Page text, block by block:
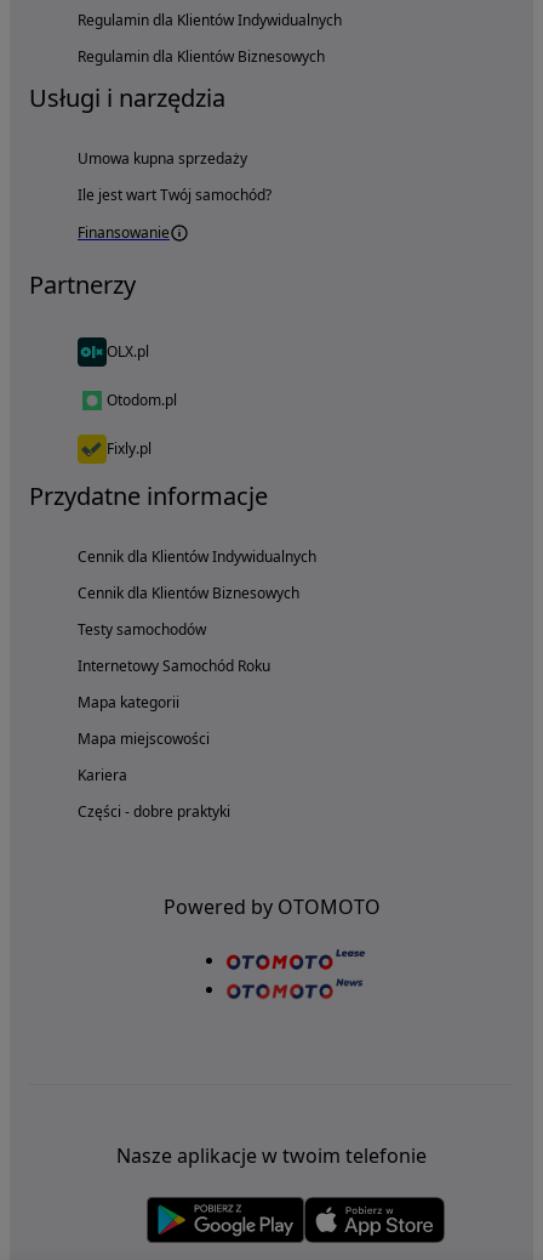
Regulamin dla Klientów Indywidualnych
Regulamin dla Klientów Biznesowych
Usługi i narzędzia
Umowa kupna sprzedaży
Ile jest wart Twój samochód?
Finansowanie
Partnerzy
OLX.pl
Otodom.pl
Fixly.pl
Przydatne informacje
Cennik dla Klientów Indywidualnych
Cennik dla Klientów Biznesowych
Testy samochodów
Internetowy Samochód Roku
Mapa kategorii
Mapa miejscowości
Kariera
Części - dobre praktyki
Powered by OTOMOTO
Nasze aplikacje w twoim telefonie